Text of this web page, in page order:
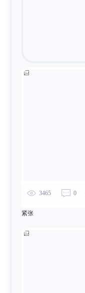
3465 0
紧张